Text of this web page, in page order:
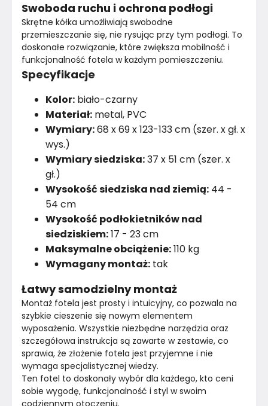
Swoboda ruchu i ochrona podłogi
Skrętne kółka umożliwiają swobodne
przemieszczanie się, nie rysując przy tym podłogi. To
doskonałe rozwiązanie, które zwiększa mobilność i
funkcjonalność fotela w każdym pomieszczeniu.
Specyfikacje
Kolor: biało-czarny
Materiał: metal, PVC
Wymiary:68 x 69 x 123-133 cm (szer. x gł. x
wys.)
Wymiary siedziska:37 x 51 cm (szer. x
gł.)
Wysokość siedziska nad ziemią: 44 -
54 cm
Wysokość podłokietników nad
siedziskiem:17 - 23 cm
Maksymalne obciążenie:110 kg
Wymagany montaż: tak
Łatwy samodzielny montaż
Montaż fotela jest prosty i intuicyjny, co pozwala na
szybkie cieszenie się nowym elementem
wyposażenia. Wszystkie niezbędne narzędzia oraz
szczegółowa instrukcja są zawarte w zestawie, co
sprawia, że złożenie fotela jest przyjemne i nie
wymaga specjalistycznej wiedzy.
Ten fotel to doskonały wybór dla każdego, kto ceni
sobie wygodę, funkcjonalność i styl w swoim
codziennym otoczeniu.